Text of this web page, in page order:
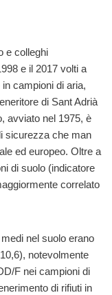
e colleghi
e il 2017 volti a
campioni di aria,
di Sant Adrià
avviato nel 1975, è
sicurezza che man
ed europeo. Oltre a
di suolo (indicatore
correlato
nel suolo erano
notevolmente
F nei campioni di
di rifiuti in